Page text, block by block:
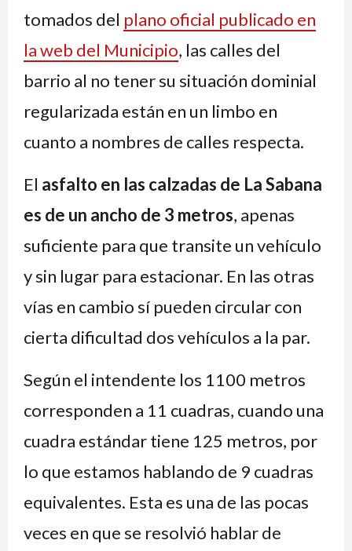
tomados del plano oficial publicado en
la web del Municipio, las calles del
barrio al no tener su situación dominial
regularizada están en un limbo en
cuanto a nombres de calles respecta.
El asfalto en las calzadas de La Sabana
es de un ancho de 3 metros, apenas
suficiente para que transite un vehículo
y sin lugar para estacionar. En las otras
vías en cambio sí pueden circular con
cierta dificultad dos vehículos a la par.
Según el intendente los 1100 metros
corresponden a 11 cuadras, cuando una
cuadra estándar tiene 125 metros, por
lo que estamos hablando de 9 cuadras
equivalentes. Esta es una de las pocas
veces en que se resolvió hablar de